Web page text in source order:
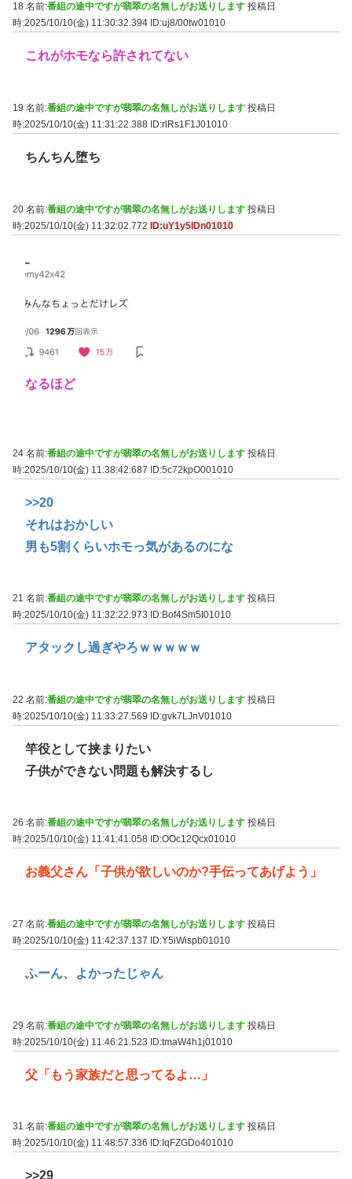
18 名前:番組の途中ですが翡翠の名無しがお送りします 投稿日
時:2025/10/10(金) 11:30:32.394 ID:uj8/00tw01010
これがホモなら許されてない
19 名前:番組の途中ですが翡翠の名無しがお送りします 投稿日
時:2025/10/10(金) 11:31:22.388 ID:rlRs1F1J01010
ちんちん堕ち
20 名前:番組の途中ですが翡翠の名無しがお送りします 投稿日
時:2025/10/10(金) 11:32:02.772 ID:uY1y5lDn01010
なるほど
24 名前:番組の途中ですが翡翠の名無しがお送りします 投稿日
時:2025/10/10(金) 11:38:42.687 ID:5c72kpO001010
>>20
それはおかしい
男も5割くらいホモっ気があるのにな
21 名前:番組の途中ですが翡翠の名無しがお送りします 投稿日
時:2025/10/10(金) 11:32:22.973
ID:Bof4Sm5I01010
アタックし過ぎやろｗｗｗｗｗ
22 名前:番組の途中ですが翡翠の名無しがお送りします 投稿日
時:2025/10/10(金) 11:33:27.569 ID:gvk7LJnV01010
竿役として挟まりたい
子供ができない問題も解決するし
26 名前:番組の途中ですが翡翠の名無しがお送りします 投稿日
時:2025/10/10(金) 11:41:41.058 ID:OOc12Qcx01010
お義父さん「子供が欲しいのか?手伝ってあげよう」
27 名前:番組の途中ですが翡翠の名無しがお送りします 投稿日
時:2025/10/10(金) 11:42:37.137
ID:Y5iWispb01010
ふーん、よかったじゃん
29 名前:番組の途中ですが翡翠の名無しがお送りします 投稿日
時:2025/10/10(金) 11:46:21.523 ID:tmaW4h1j01010
父「もう家族だと思ってるよ…」
31 名前:番組の途中ですが翡翠の名無しがお送りします 投稿日
時:2025/10/10(金) 11:48:57.336
ID:IqFZGDo401010
>>29